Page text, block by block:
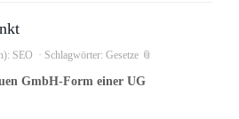
SEO Schlagwörter: Gesetze 📎
GmbH-Form einer UG